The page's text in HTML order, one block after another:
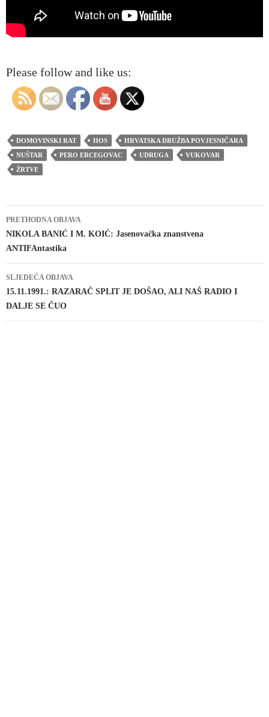
Please follow and like us:
DOMOVINSKI RAT HOS
HRVATSKA DRUŽBA POVJESNIČARA
NUŠTAR
PERO ERCEGOVAC UDRUGA
VUKOVAR
ŽRTVE
Navigacija
objava
PRETHODNA OBJAVA
NIKOLA BANIĆ I M. KOIĆ: Jasenovačka znanstvena
ANTIFAntastika
SLJEDEĆA OBJAVA
15.11.1991.: RAZARAČ SPLIT JE DOŠAO, ALI NAŠ RADIO I
DALJE SE ČUO